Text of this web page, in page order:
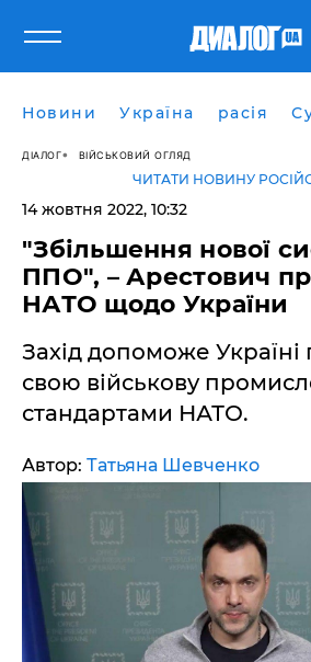
Новини Україна расія
ДІАЛОГ ВІЙСЬКОВИЙ ОГЛЯД
ЧИТАТИ НОВИНУ
14 жовтня 2022, 10:32
"Збільшення нової
ППО", – Арестович
НАТО щодо України
Захід допоможе Україні
свою військову
стандартами НАТО.
Автор: Татьяна Шевченко